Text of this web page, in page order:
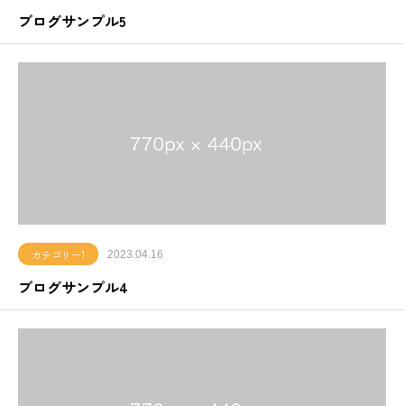
ブログサンプル5
カテゴリー1 2023.04.16
ブログサンプル4